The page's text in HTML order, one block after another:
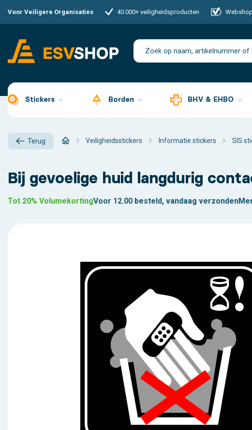
Voor Veiligere Organisaties 40.000+ veiligheidsproducten
Stickers Borden BHV & EHBO
Terug Veiligheidsstickers Informatie stickers SIS
Bij gevoelige huid langdurig
Tot 20% VolumekortingVoor 12.00 besteld, vandaag verzonden